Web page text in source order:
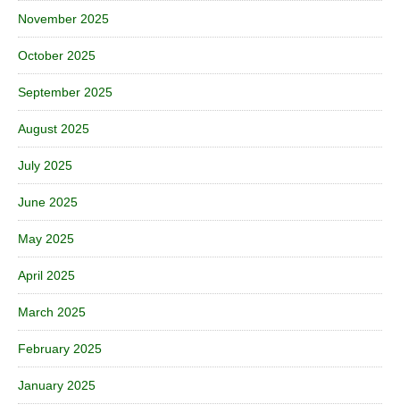
November 2025
October 2025
September 2025
August 2025
July 2025
June 2025
May 2025
April 2025
March 2025
February 2025
January 2025